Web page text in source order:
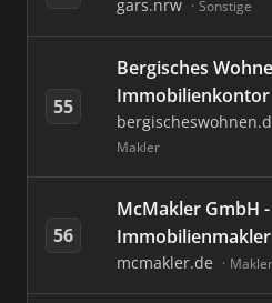
gars.nrw Sonstige
55
Bergisches
Immobilienkontor
Makler
56
McMakler GmbH -
mcmakler.de